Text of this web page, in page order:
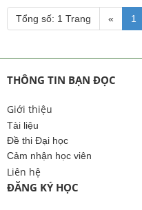
Tổng số: 1 Trang « 1
THÔNG TIN BẠN ĐỌC
Giới thiệu
Tài liệu
Đề thi Đại học
Cảm nhận học viên
Liên hệ
ĐĂNG KÝ HỌC